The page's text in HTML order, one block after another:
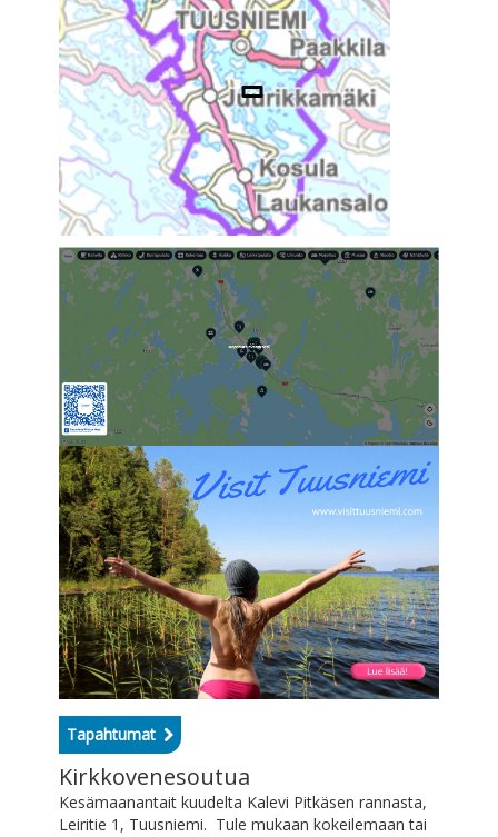
Tapahtumat
Kirkkovenesoutua
Kesämaanantait kuudelta Kalevi Pitkäsen rannasta,
Leiritie 1, Tuusniemi. Tule mukaan kokeilemaan tai